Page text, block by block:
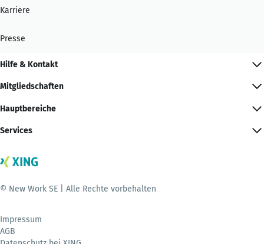
Karriere
Presse
Hilfe & Kontakt
Mitgliedschaften
Hauptbereiche
Services
© New Work SE | Alle Rechte vorbehalten
Impressum
AGB